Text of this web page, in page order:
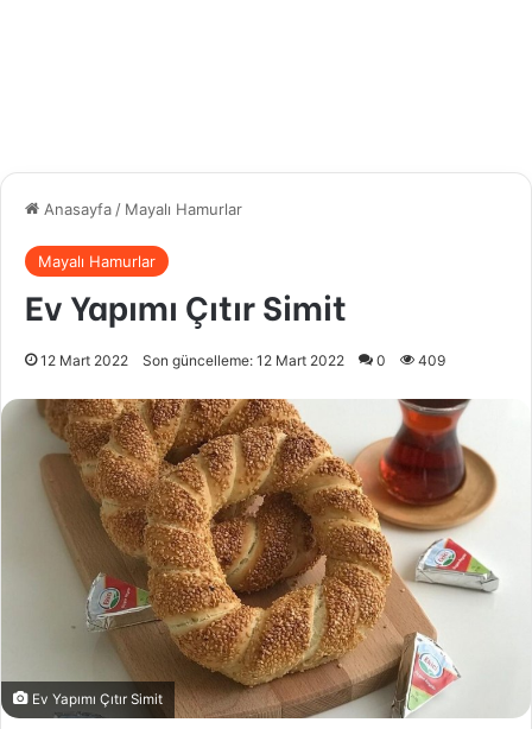
Anasayfa / Mayalı Hamurlar
Mayalı Hamurlar
Ev Yapımı Çıtır Simit
12 Mart 2022 Son güncelleme: 12 Mart 2022 0 409
Ev Yapımı Çıtır Simit